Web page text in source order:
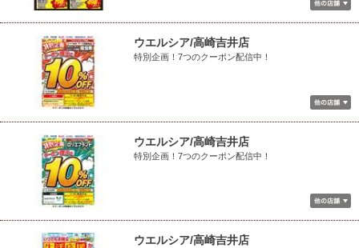
ウエルシア/高崎吉井店
特別企画！7つのクーポン配信中！
ウエルシア/高崎吉井店
特別企画！7つのクーポン配信中！
ウエルシア/高崎吉井店